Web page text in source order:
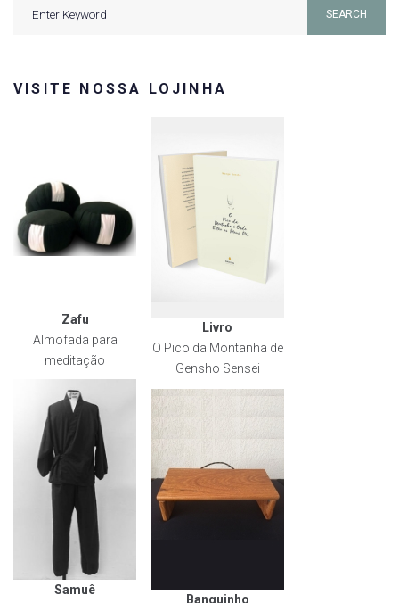
SEARCH
VISITE NOSSA LOJINHA
Zafu
Almofada para
meditação
Livro
O Pico da Montanha de
Gensho Sensei
Samuê
Banquinho